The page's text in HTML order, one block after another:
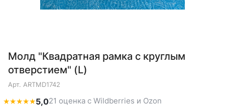
Молд "Квадратная рамка с круглым
отверстием" (L)
Арт. ARTMD1742
★★★★★5,021 оценка с Wildberries и Ozon